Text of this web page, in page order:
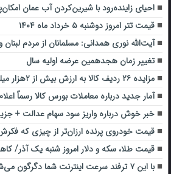
احیای زاینده‌رود با شیرین‌کردن آب عمان
قیمت تتر امروز دوشنبه ۵ خرداد ماه ۱۴۰۴
آیت‌الله نوری همدانی: مسلمانان از مردم
تغییر زمان هجدهمین عرضه اولیه سال
مزایده ۲۶ ردیف کالا به ارزش بیش از ۲هزار میلیارد در هرمزگان آغاز شد
آمار جدید درباره معاملات بورس کالا رسماً
خبر خوش درباره واریز سود سهام عدالت +
قیمت خودروی پرنده ارزان‌تر از چیزی که
قیمت طلا، سکه و دلار امروز شنبه یک آذر/
با این ۷ ترفند سرعت اینترنت شما دگرگون می‌شود